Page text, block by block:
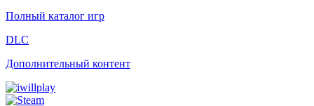
Полный каталог игр
DLC
Дополнительный контент